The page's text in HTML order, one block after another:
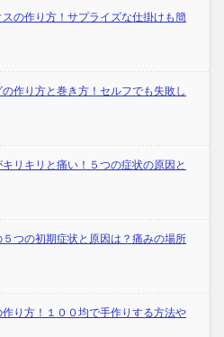
の作り方！サプライズな仕掛けも簡
作り方と巻き方！セルフでも失敗し
リキリと痛い！５つの症状の原因と
つの初期症状と原因は？痛みの場所
り方！１００均で手作りする方法や